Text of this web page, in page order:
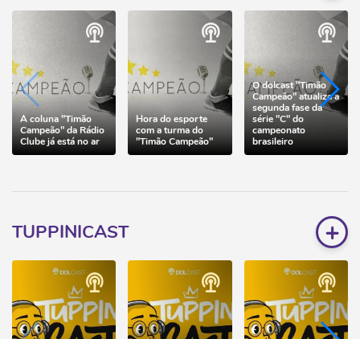
A coluna "Timão
Campeão" da Rádio
Clube já está no ar
Hora do esporte
com a turma do
"Timão Campeão"
O dolcast "Timão
Campeão" atualiza a
segunda fase da
série "C" do
campeonato
brasileiro
TUPPINICAST +